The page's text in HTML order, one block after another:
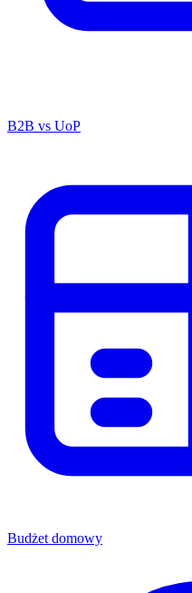
B2B vs UoP
Budżet domowy